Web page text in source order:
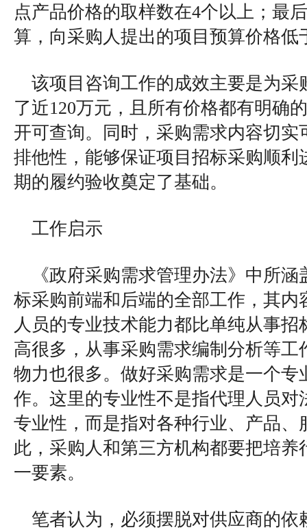
点产品价格的取样数在4个以上；最
算，向采购人提出的项目预算价格低
该项目咨询工作的成效主要是为采
了近120万元，且所有价格都有明确
开可查询。同时，采购需求内容切实
排他性，能够保证项目招标采购顺利
期的履约验收奠定了基础。
工作启示
《政府采购需求管理办法》中所
标采购前端和后端的全部工作，其内
人员的专业技术能力都比单纯从事
高很多，从事采购需求编制分析等工
物力也很多。做好采购需求是一个专
作。这里的专业性不是指代理人员对
专业性，而是指对各种行业、产品、
此，采购人和第三方机构都要把培养
一要素。
笔者认为，必须摆脱对供应商的依